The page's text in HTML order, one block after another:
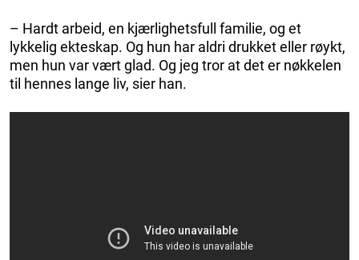
– Hardt arbeid, en kjærlighetsfull familie, og et
lykkelig ekteskap. Og hun har aldri drukket eller røykt,
men hun var vært glad. Og jeg tror at det er nøkkelen
til hennes lange liv, sier han.